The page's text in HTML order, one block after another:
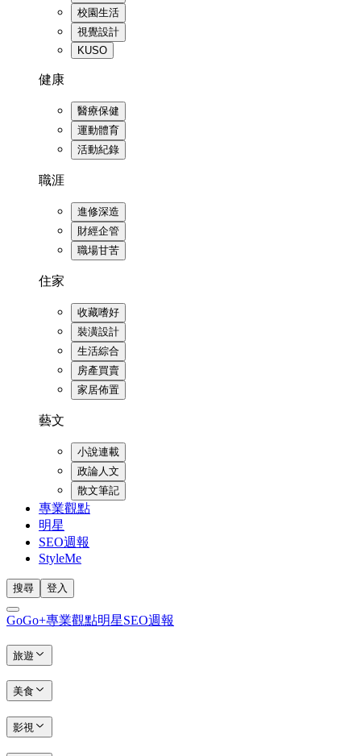
校園生活
視覺設計
KUSO
健康
醫療保健
運動體育
活動紀錄
職涯
進修深造
財經企管
職場甘苦
住家
收藏嗜好
裝潢設計
生活綜合
房產買賣
家居佈置
藝文
小說連載
政論人文
散文筆記
專業觀點
明星
SEO週報
StyleMe
搜尋 登入
GoGo+專業觀點明星SEO週報
旅遊
美食
影視